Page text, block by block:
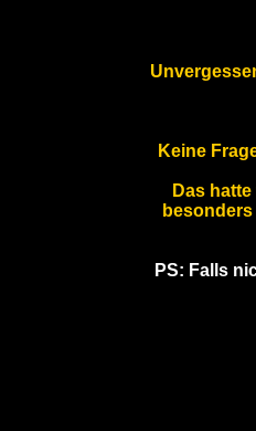
Keine
Das
PS: Falls